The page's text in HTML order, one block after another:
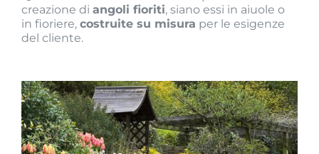
creazione di angoli fioriti, siano essi in aiuole o
in fioriere, costruite su misura per le esigenze
del cliente.